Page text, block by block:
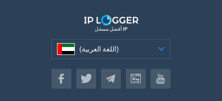
أفضل مسجل IP
(اللغة العربية)
(اللغة العربية)